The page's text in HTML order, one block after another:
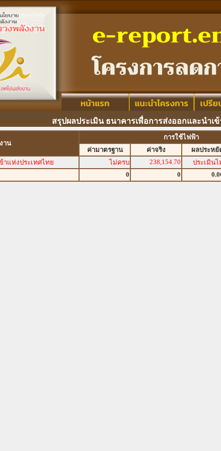
สรุปผลประเมิน ธนาคารเพื่อการส่งออกและนำเ
าน
การใช้ไฟฟ้า
ค่ามาตรฐาน
ค่าจริง ผลประหยั
าแห่งประเทศไทย
ไม่ครบ 238,154.70 ประเมินไ
0 0